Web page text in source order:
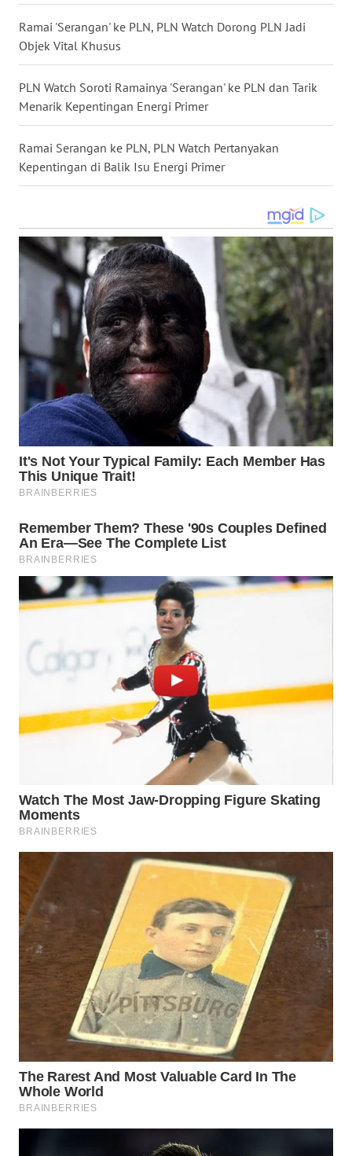
Ramai 'Serangan' ke PLN, PLN Watch Dorong PLN Jadi
Objek Vital Khusus
PLN Watch Soroti Ramainya 'Serangan' ke PLN dan Tarik
Menarik Kepentingan Energi Primer
Ramai Serangan ke PLN, PLN Watch Pertanyakan
Kepentingan di Balik Isu Energi Primer
WN
LABUHANBATU
WN
TAPANULI
TENGAH
WN DELI
TEBING
TINGGI
PAKPAK
WN
KARAWANG
WN
BEKASI
WN
BOGOR
WN
DEPOK
WN
TAPANULI
SAMOSIR
WN
PADANG
WN
SUMEDANG
WN
CIANJUR
WN
KEPULAUAN
WN
TANGERANG
BINJAI
WN